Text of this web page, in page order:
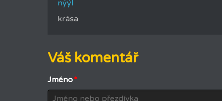
nýýl
krása
Váš komentář
Jméno*